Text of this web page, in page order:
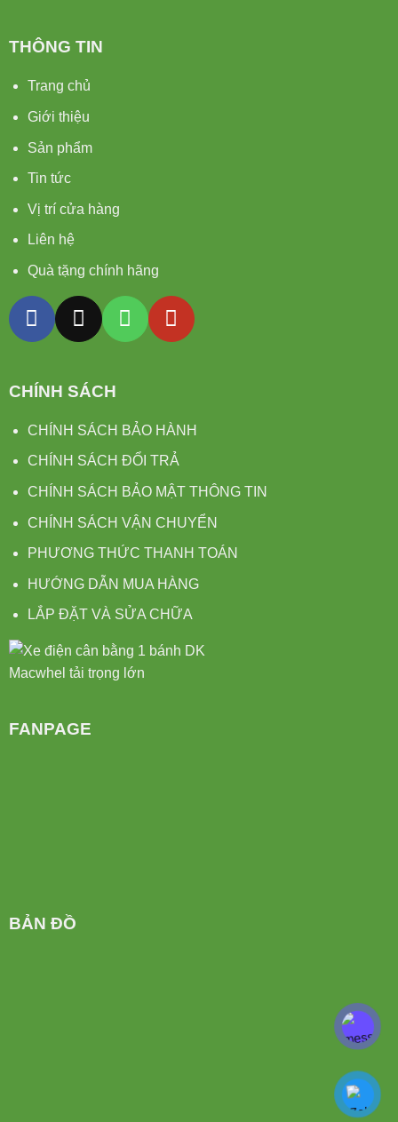
THÔNG TIN
Trang chủ
Giới thiệu
Sản phẩm
Tin tức
Vị trí cửa hàng
Liên hệ
Quà tặng chính hãng
CHÍNH SÁCH
CHÍNH SÁCH BẢO HÀNH
CHÍNH SÁCH ĐỔI TRẢ
CHÍNH SÁCH BẢO MẬT THÔNG TIN
CHÍNH SÁCH VẬN CHUYỂN
PHƯƠNG THỨC THANH TOÁN
HƯỚNG DẪN MUA HÀNG
LẮP ĐẶT VÀ SỬA CHỮA
FANPAGE
BẢN ĐỒ